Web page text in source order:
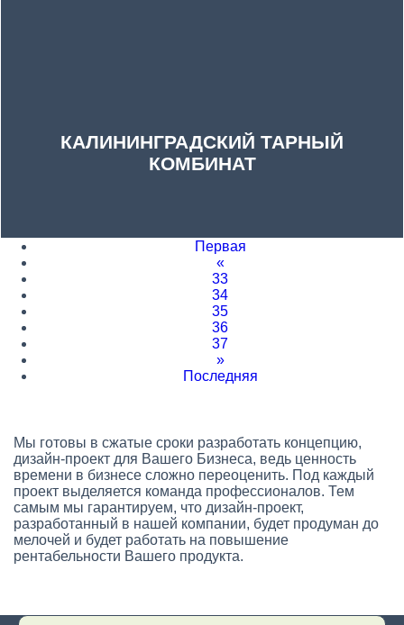
КАЛИНИНГРАДСКИЙ ТАРНЫЙ
КОМБИНАТ
Первая
«
33
34
35
36
37
»
Последняя
Мы готовы в сжатые сроки разработать концепцию,
дизайн-проект для Вашего Бизнеса, ведь ценность
времени в бизнесе сложно переоценить. Под каждый
проект выделяется команда профессионалов. Тем
самым мы гарантируем, что дизайн-проект,
разработанный в нашей компании, будет продуман до
мелочей и будет работать на повышение
рентабельности Вашего продукта.